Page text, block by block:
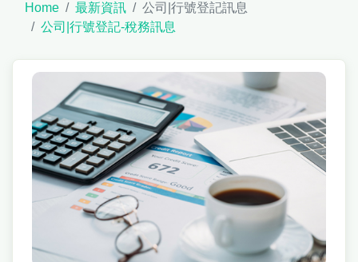
Home 最新資訊
公司|行號登記訊息
公司|行號登記-稅務訊息